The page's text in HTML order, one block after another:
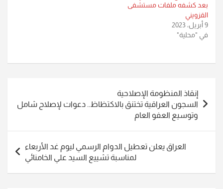
بعد كشفه ملفات مستشفى
القزويني
9 أبريل، 2023
في "محلية"
المقالات
إنقاذ المنظومة الإصلاحية
السجون العراقية تختنق بالاكتظاظ.. دعوات لإصلاح شامل
وتوسيع العفو العام
العراق يعلن تعطيل الدوام الرسمي ليوم غد الأربعاء
لمناسبة تشييع السيد علي الخامنائي